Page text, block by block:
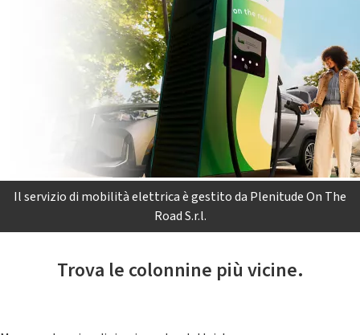
Il servizio di mobilità elettrica è gestito da Plenitude On The
Road S.r.l.
Trova le colonnine più vicine.